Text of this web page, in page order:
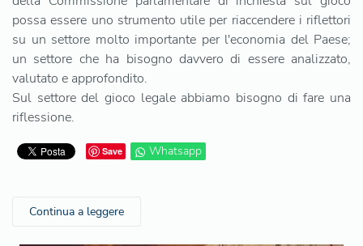
possa essere uno strumento utile per riaccendere i riflettori
su un settore molto importante per l'economia del Paese;
un settore che ha bisogno davvero di essere analizzato,
valutato e approfondito.
Sul settore del gioco legale abbiamo bisogno di fare una
riflessione.
Save Whatsapp
Continua a leggere